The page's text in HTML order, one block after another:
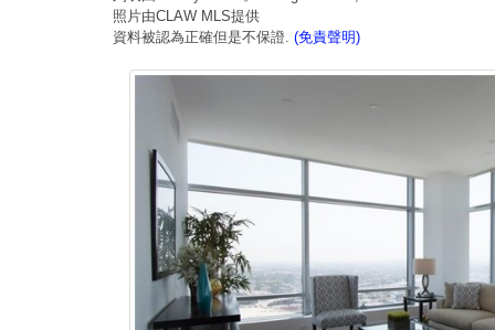
照片由CLAW MLS提供
資料被認為正確但是不保證. (免責聲明)